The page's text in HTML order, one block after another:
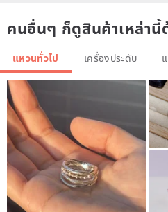
14kgf accessories/natural Gemstone
. . . . . . . . . . . . . . . . . . . . . . . . . . . . . .
⚠️⚠️⚠️Notes⚠️⚠️⚠️
Every ITS jewelry is handmade,
and materials are specially selected.
Products are flawless and no
Please understand the
handmade Gemstone and jewelry,
goods are ok! The texture, size,
คนอื่นๆ ก็ดูสินค้าเหล่านี้
แหวนทั่วไป เครื่องประดับ